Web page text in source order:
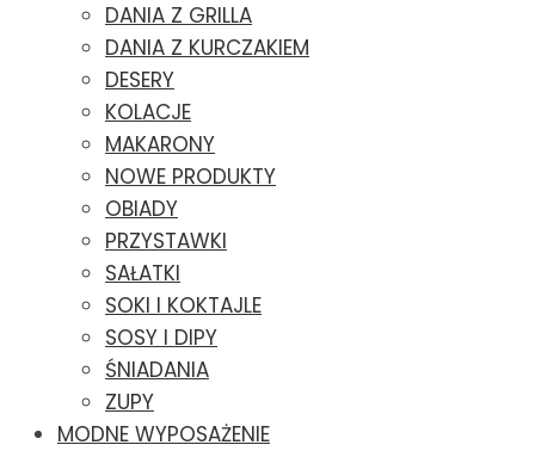
DANIA Z GRILLA
DANIA Z KURCZAKIEM
DESERY
KOLACJE
MAKARONY
NOWE PRODUKTY
OBIADY
PRZYSTAWKI
SAŁATKI
SOKI I KOKTAJLE
SOSY I DIPY
ŚNIADANIA
ZUPY
MODNE WYPOSAŻENIE